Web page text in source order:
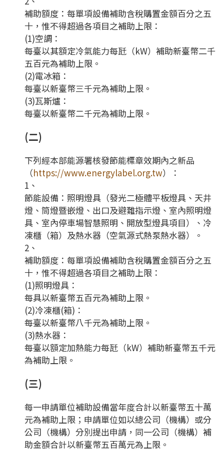
補助額度：每單項設備補助含稅購置金額百分之五
十，惟不得超過各項目之補助上限：
(1)空調：
每臺以其額定冷氣能力每瓩（kW）補助新臺幣二千
五百元為補助上限。
(2)電冰箱：
每臺以新臺幣三千元為補助上限。
(3)瓦斯爐：
每臺以新臺幣二千元為補助上限。
(二)
下列經本部能源署核發節能標章效期內之新品
（https://www.energylabel.org.tw）：
1、
節能設備：照明燈具（發光二極體平板燈具、天井
燈、筒燈暨嵌燈、出口及避難指示燈、室內照明燈
具、室內停車場智慧照明、開放型燈具項目）、冷
凍櫃（箱）及熱水器（空氣源式熱泵熱水器）。
2、
補助額度：每單項設備補助含稅購置金額百分之五
十，惟不得超過各項目之補助上限：
(1)照明燈具：
每具以新臺幣五百元為補助上限。
(2)冷凍櫃(箱)：
每臺以新臺幣八千元為補助上限。
(3)熱水器：
每臺以額定加熱能力每瓩（kW）補助新臺幣五千元
為補助上限。
(三)
每一申請單位補助設備當年度合計以新臺幣五十萬
元為補助上限；申請單位如以總公司（機構）或分
公司（機構）分別提出申請，同一公司（機構）補
助金額合計以新臺幣五百萬元為上限。